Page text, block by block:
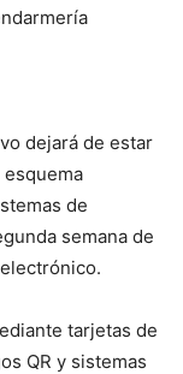
dejará de estar
esquema
de
semana de
tarjetas de
QR y sistemas